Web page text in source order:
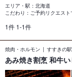
エリア・駅：北海道
こだわり：ご予約リクエス
1件 1-1件
焼肉・ホルモン すすきの駅
あみ焼き割烹 和牛い